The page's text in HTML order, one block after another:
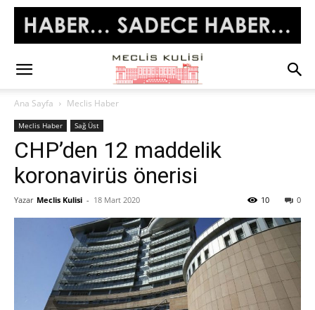
Ana Sayfa Meclis Haber
Meclis Haber Sağ Üst
CHP’den 12 maddelik
koronavirüs önerisi
Yazar Meclis Kulisi - 18 Mart 2020 0
10